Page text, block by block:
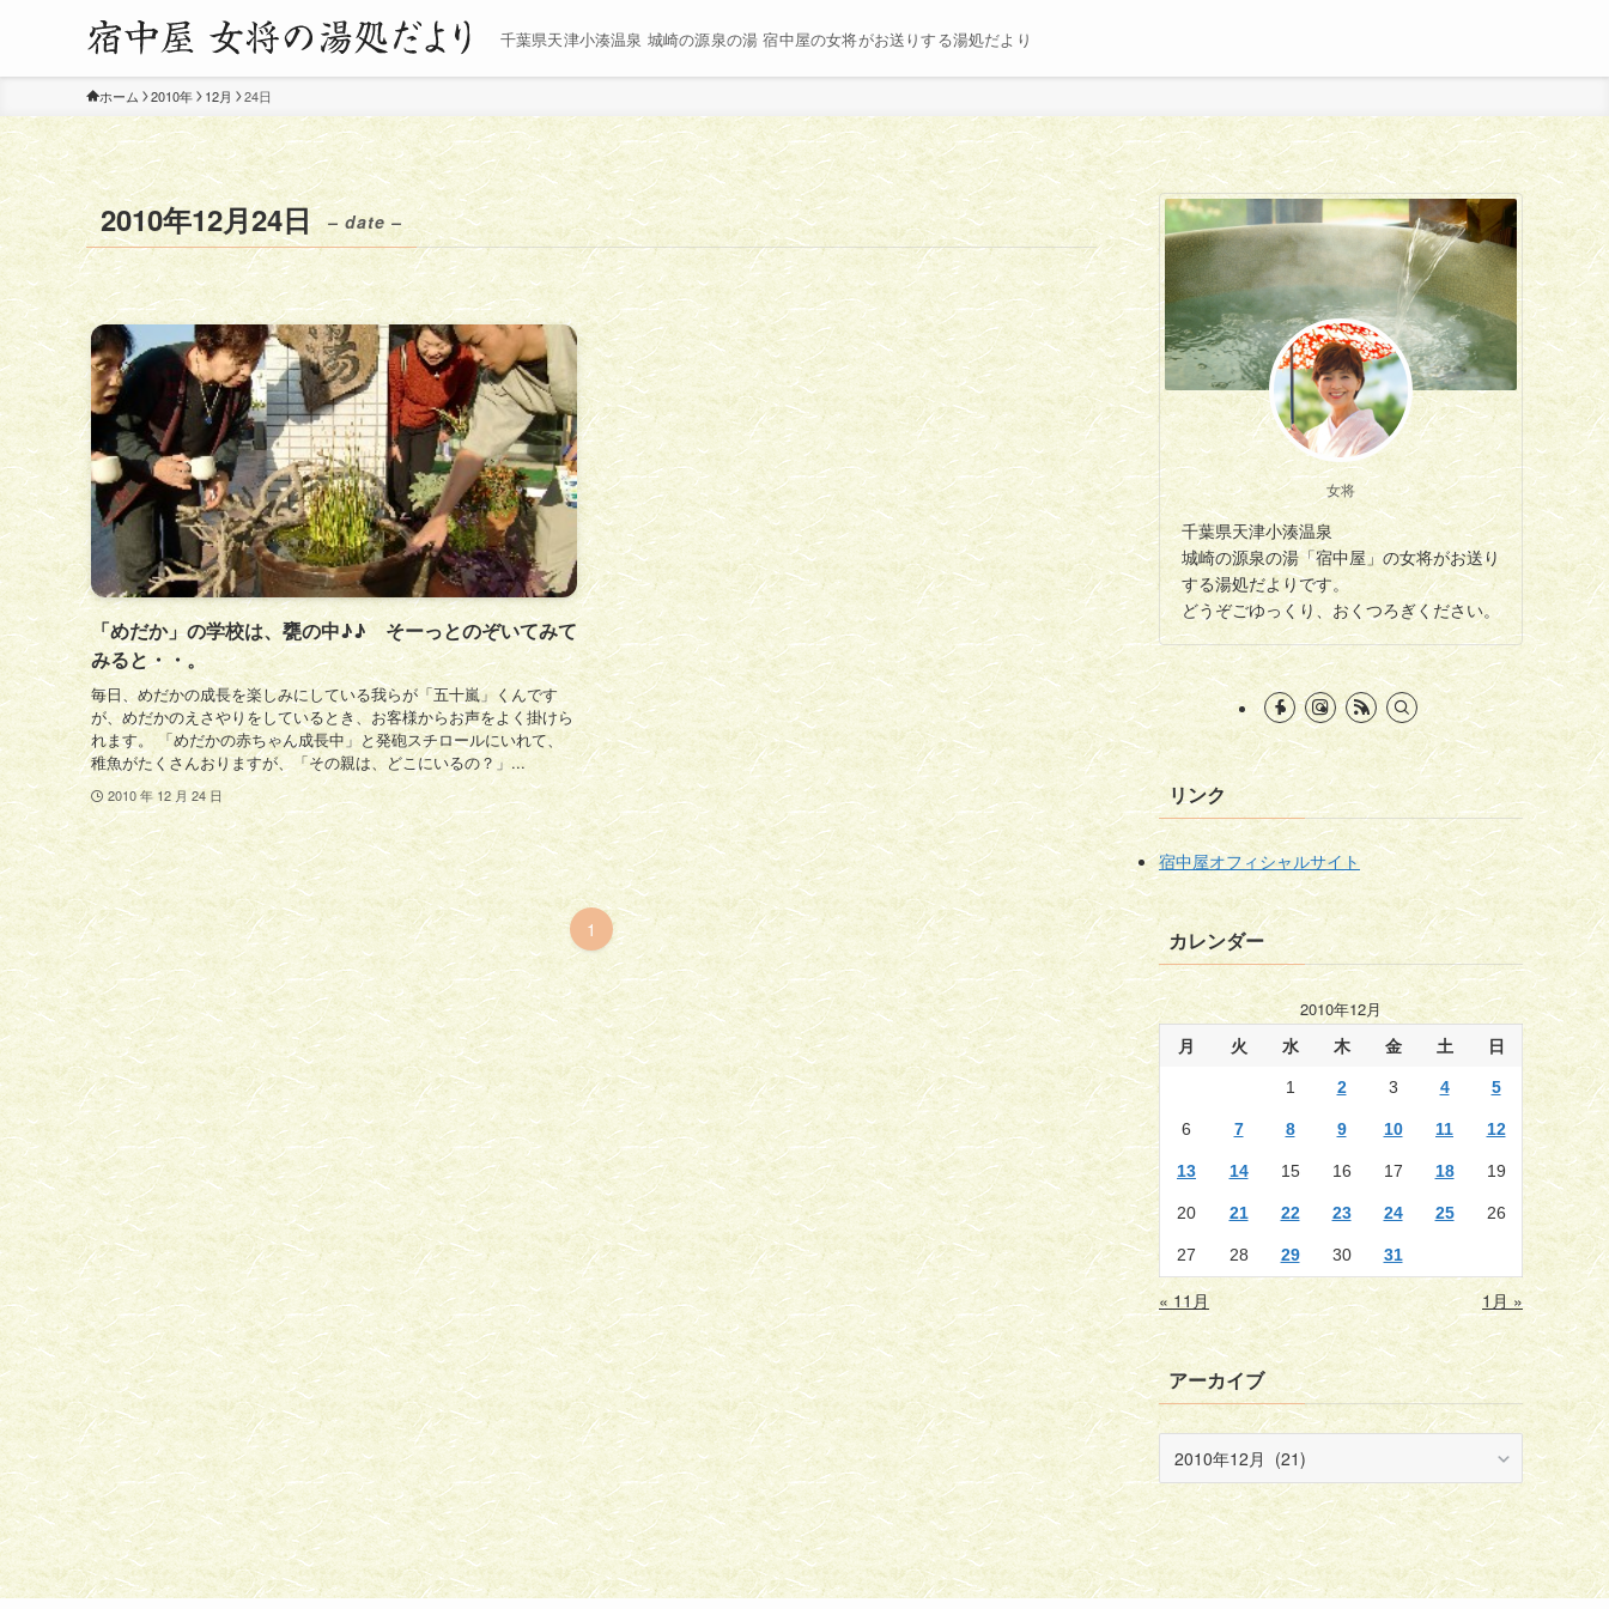
千葉県天津小湊温泉 城崎の源泉の湯 宿中屋の女将がお送りする湯処だより
ホーム 2010年 12月 24日
2010年12月24日 – date –
「めだか」の学校は、甕の中♪♪ そーっとのぞいてみて
みると・・。
毎日、めだかの成長を楽しみにしている我らが「五十嵐」くんです
が、めだかのえさやりをしているとき、お客様からお声をよく掛けら
れます。 「めだかの赤ちゃん成長中」と発砲スチロールにいれて、
稚魚がたくさんおりますが、「その親は、どこにいるの？」...
2010 年 12 月 24 日
1
女将
千葉県天津小湊温泉
城崎の源泉の湯「宿中屋」の女将がお送り
する湯処だよりです。
どうぞごゆっくり、おくつろぎください。
リンク
宿中屋オフィシャルサイト
カレンダー
2010年12月
月 火 水 木 金 土 日
1 2 3 4 5
6 7 8 9 10 11 12
13 14 15 16 17 18 19
20 21 22 23 24 25 26
27 28 29 30 31
« 11月 1月 »
アーカイブ
ー
カ
イ
ブ